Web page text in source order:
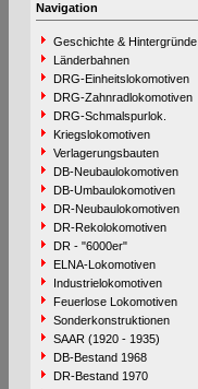
Navigation
Geschichte & Hintergründe
Länderbahnen
DRG-Einheitslokomotiven
DRG-Zahnradlokomotiven
DRG-Schmalspurlok.
Kriegslokomotiven
Verlagerungsbauten
DB-Neubaulokomotiven
DB-Umbaulokomotiven
DR-Neubaulokomotiven
DR-Rekolokomotiven
DR - "6000er"
ELNA-Lokomotiven
Industrielokomotiven
Feuerlose Lokomotiven
Sonderkonstruktionen
SAAR (1920 - 1935)
DB-Bestand 1968
DR-Bestand 1970